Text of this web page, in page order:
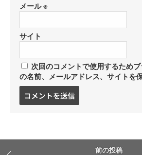
メール※
サイト
次回のコメントで使用するため
の名前、メールアドレス、サイトを
コ
る
前の投稿